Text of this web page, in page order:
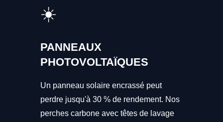
☀️
PANNEAUX
PHOTOVOLTAÏQUES
Un panneau solaire encrassé peut
perdre jusqu'à 30 % de rendement. Nos
perches carbone avec têtes de lavage